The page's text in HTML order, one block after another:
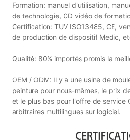
Formation: manuel d'utilisation,
de technologie, CD vidéo de
Certification: TUV ISO13485, CE,
de production de dispositif Medic,
Qualité: 80% importés promis la
OEM / ODM: Il y a une usine de
peinture pour nous-mêmes, le prix
et le plus bas pour l'offre de service
arbitraires multilingues sur logiciel.